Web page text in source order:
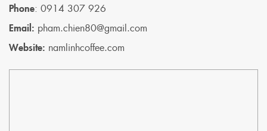
Phone: 0914 307 926
Email: pham.chien80@gmail.com
Website: namlinhcoffee.com